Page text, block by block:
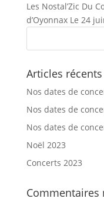
Les Nostal’Zic Du
d’Oyonnax Le 24
Articles récents
Nos dates de
Nos dates de
Nos dates de
Noël 2023
Concerts 2023
Commentaires